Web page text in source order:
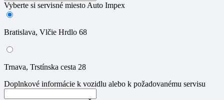
Vyberte si servisné miesto Auto Impex
Bratislava, Vlčie Hrdlo 68
Trnava, Trstínska cesta 28
Doplnkové informácie k vozidlu alebo k požadovanému servisu